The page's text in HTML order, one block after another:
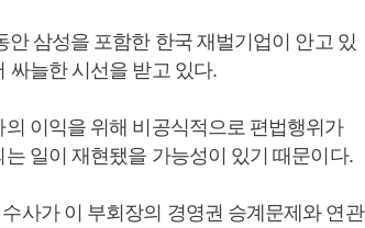
삼성을 포함한 한국 재벌기업이 안고 있
싸늘한 시선을 받고 있다.
이익을 위해 비공식적으로 편법행위가
일이 재현됐을 가능성이 있기 때문이다.
사가 이 부회장의 경영권 승계문제와 연관